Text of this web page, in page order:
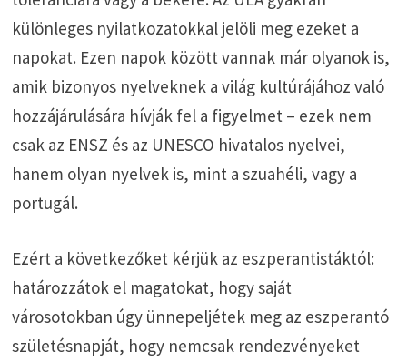
különleges nyilatkozatokkal jelöli meg ezeket a
napokat. Ezen napok között vannak már olyanok is,
amik bizonyos nyelveknek a világ kultúrájához való
hozzájárulására hívják fel a figyelmet – ezek nem
csak az ENSZ és az UNESCO hivatalos nyelvei,
hanem olyan nyelvek is, mint a szuahéli, vagy a
portugál.
Ezért a következőket kérjük az eszperantistáktól:
határozzátok el magatokat, hogy saját
városotokban úgy ünnepeljétek meg az eszperantó
születésnapját, hogy nemcsak rendezvényeket